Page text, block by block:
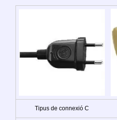
Tipus de connexió C